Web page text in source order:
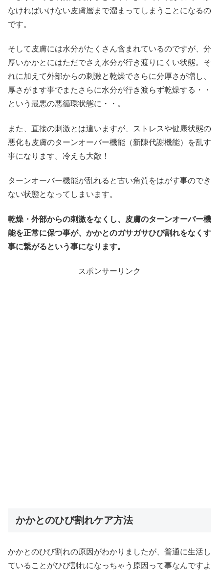
なければいけない皮膚層まで溜まってしまうことになるの
です。
そして皮膚には水分がたくさん含まれているのですが、分
厚いかかとにはただでさえ水分が行き渡りにくい状態。そ
れに加えて外部からの刺激と乾燥でさらに分厚さが増し、
厚さがます事でまたさらに水分が行き渡らず乾燥する・・
という最悪の悪循環状態に・・。
また、直接の刺激とは違いますが、ストレスや健康状態の
悪化も皮膚のターンオーバー機能（新陳代謝機能）を乱す
事になります。冷えも大敵！
ターンオーバー機能が乱れると古い角質をはがす事のでき
ない状態となってしまいます。
乾燥・外部からの刺激をなくし、皮膚のターンオーバー機
能を正常に保つ事が、かかとのガサガサひび割れをなくす
事に繋がるという事になります。
スポンサーリンク
かかとのひび割れケア方法
かかとのひび割れの原因がわかりましたが、普通に生活し
ていることがひび割れになっちゃう原因って事なんですよ